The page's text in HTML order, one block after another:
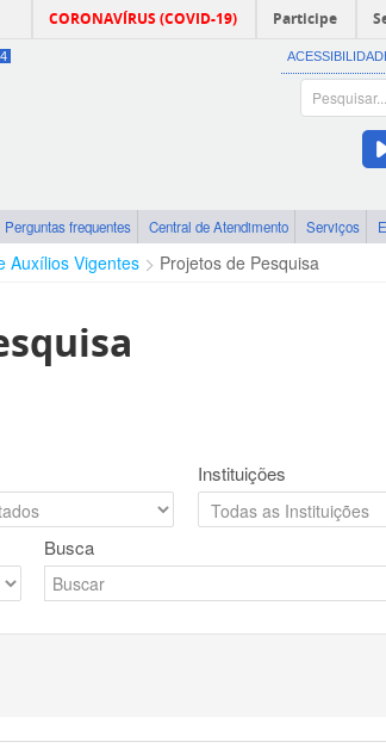
CORONAVÍRUS (COVID-19) Participe
4
Perguntas frequentes Central de Atendimento Serviços
Auxílios Vigentes Projetos de Pesquisa
Instituições
Busca